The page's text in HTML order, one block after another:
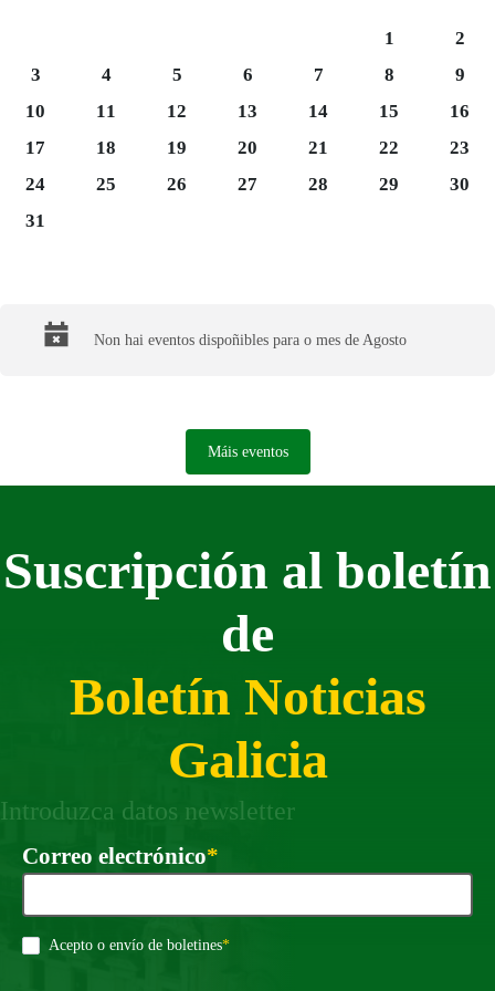
Sábado 1
1
2
Luns 3
3 Martes 4
4 Mércores 5
5 Xoves 6
6 Venres 7
7 Sábado 8
8
9
Luns 10
10 Martes 11
11 Mércores 12
12 Xoves 13
13 Venres 14
14 Sábado 15
15
16
Luns 17
17 Martes 18
18 Mércores 19
19 Xoves 20
20 Venres 21
21 Sábado 22
22
23
Luns 24
24 Martes 25
25 Mércores 26
26 Xoves 27
27 Venres 28
28 Sábado 29
29
30
Luns 31
31
Non hai eventos dispoñibles para o mes de Agosto
Máis eventos
Suscripción al boletín
de
Boletín Noticias
Galicia
Introduzca datos newsletter
Correo electrónico*
Acepto o envío de boletines*Requirido